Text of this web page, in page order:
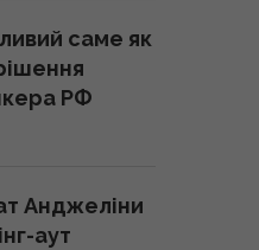
пояснив,
саме як
РФ
Анджеліни
аут